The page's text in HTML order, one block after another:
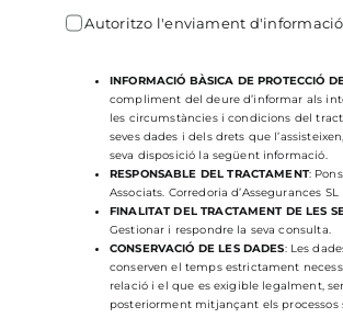
Autoritzo l'enviament
INFORMACIÓ BÀSICA DE PROTECCIÓ
compliment del deure d’informar als
les circumstàncies i condicions del
seves dades i dels drets que
seva disposició la següent informació.
RESPONSABLE DEL TRACTAMENT:
Associats. Corredoria d’Assegurances SL
FINALITAT DEL TRACTAMENT DE LES
Gestionar i respondre la seva consulta.
CONSERVACIÓ DE LES DADES: Les
conserven el temps estrictament
relació i el que es exigible legalment,
posteriorment mitjançant els processos